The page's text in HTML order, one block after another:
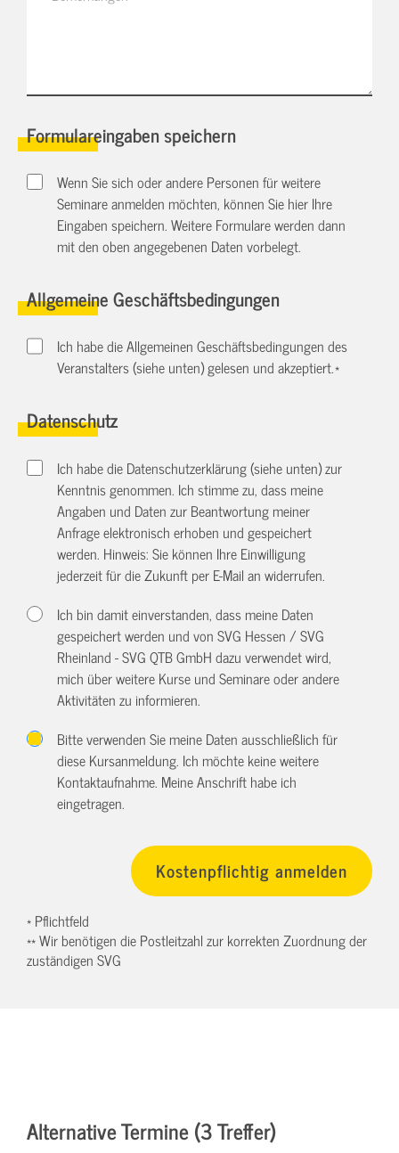
Formulareingaben speichern
Wenn Sie sich oder andere Personen für weitere
Seminare anmelden möchten, können Sie hier Ihre
Eingaben speichern. Weitere Formulare werden dann
mit den oben angegebenen Daten vorbelegt.
Allgemeine Geschäftsbedingungen
Ich habe die Allgemeinen Geschäftsbedingungen des
Veranstalters (siehe unten) gelesen und akzeptiert.*
Datenschutz
Ich habe die Datenschutzerklärung (siehe unten) zur
Kenntnis genommen. Ich stimme zu, dass meine
Angaben und Daten zur Beantwortung meiner
Anfrage elektronisch erhoben und gespeichert
werden. Hinweis: Sie können Ihre Einwilligung
jederzeit für die Zukunft per E-Mail anwiderrufen.
Ich bin damit einverstanden, dass meine Daten
gespeichert werden und von SVG Hessen / SVG
Rheinland - SVG QTB GmbH dazu verwendet wird,
mich über weitere Kurse und Seminare oder andere
Aktivitäten zu informieren.
Bitte verwenden Sie meine Daten ausschließlich für
diese Kursanmeldung. Ich möchte keine weitere
Kontaktaufnahme. Meine Anschrift habe ich
eingetragen.
* Pflichtfeld
** Wir benötigen die Postleitzahl zur korrekten Zuordnung der
zuständigen SVG
Alternative Termine (3 Treffer)